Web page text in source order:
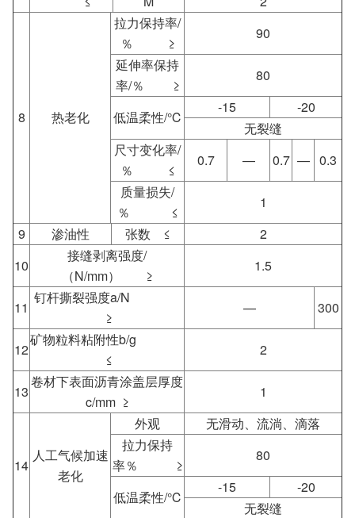
8 热老化
拉力保持率/
％ ≥
90
延伸率保持
率/％ ≥
80
低温柔性/℃
-15
-20
无裂缝
尺寸变化率/
％ ≤
0.7 — 0.7 — 0.3
质量损失/
％ ≤
1
9
渗油性 张数 ≤
2
10
接缝剥离强度/
（N/mm） ≥
1.5
11
钉杆撕裂强度a/N
≥
— 300
12
矿物粒料粘附性b/g
≤
2
13
卷材下表面沥青涂盖层厚度
c/mm ≥
1
14
人工气候加速
老化
外观
无滑动、流淌、滴落
拉力保持
率％ ≥
80
低温柔性/℃
-15
-20
无裂缝